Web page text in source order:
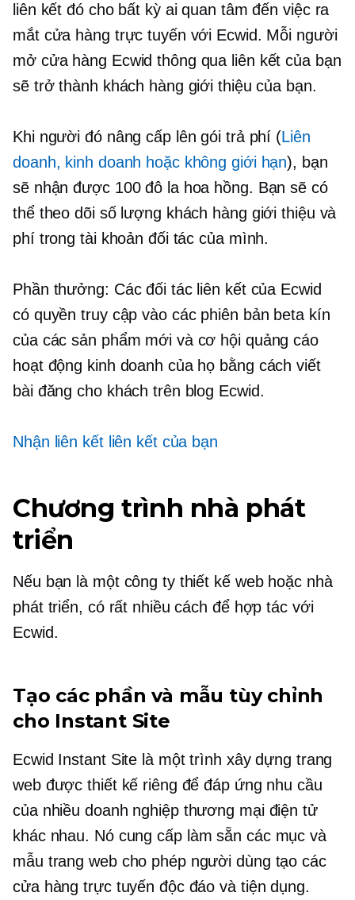
liên kết đó cho bất kỳ ai quan tâm đến việc ra
mắt cửa hàng trực tuyến với Ecwid. Mỗi người
mở cửa hàng Ecwid thông qua liên kết của bạn
sẽ trở thành khách hàng giới thiệu của bạn.
Khi người đó nâng cấp lên gói trả phí (Liên
doanh, kinh doanh hoặc không giới hạn), bạn
sẽ nhận được 100 đô la hoa hồng. Bạn sẽ có
thể theo dõi số lượng khách hàng giới thiệu và
phí trong tài khoản đối tác của mình.
Phần thưởng: Các đối tác liên kết của Ecwid
có quyền truy cập vào các phiên bản beta kín
của các sản phẩm mới và cơ hội quảng cáo
hoạt động kinh doanh của họ bằng cách viết
bài đăng cho khách trên blog Ecwid.
Nhận liên kết liên kết của bạn
Chương trình nhà phát
triển
Nếu bạn là một công ty thiết kế web hoặc nhà
phát triển, có rất nhiều cách để hợp tác với
Ecwid.
Tạo các phần và mẫu tùy chỉnh
cho Instant Site
Ecwid Instant Site là một trình xây dựng trang
web được thiết kế riêng để đáp ứng nhu cầu
của nhiều doanh nghiệp thương mại điện tử
khác nhau. Nó cung cấp làm sẵn các mục và
mẫu trang web cho phép người dùng tạo các
cửa hàng trực tuyến độc đáo và tiện dụng.